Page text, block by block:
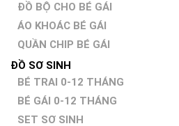
ĐỒ BỘ CHO BÉ GÁI
ÁO KHOÁC BÉ GÁI
QUẦN CHIP BÉ GÁI
ĐỒ SƠ SINH
BÉ TRAI 0-12 THÁNG
BÉ GÁI 0-12 THÁNG
SET SƠ SINH